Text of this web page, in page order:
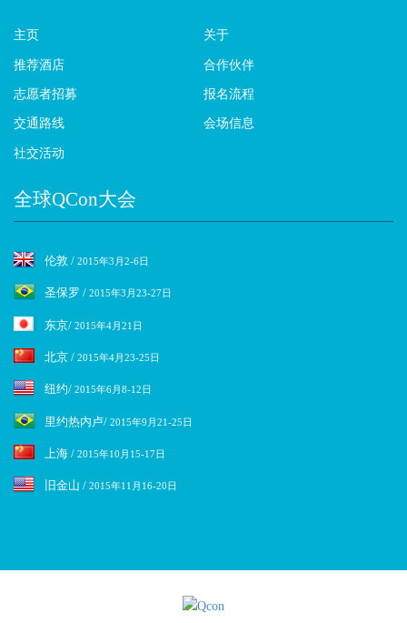
主页 关于
推荐酒店 合作伙伴
志愿者招募 报名流程
交通路线 会场信息
社交活动
全球QCon大会
伦敦 / 2015年3月2-6日
圣保罗 / 2015年3月23-27日
东京/ 2015年4月21日
北京 / 2015年4月23-25日
纽约/ 2015年6月8-12日
里约热内卢/ 2015年9月21-25日
上海 / 2015年10月15-17日
旧金山 / 2015年11月16-20日